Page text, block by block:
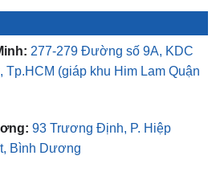
277-279 Đường số 9A, KDC
Tp.HCM